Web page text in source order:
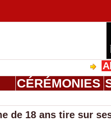
Ahmed
CÉRÉMONIES
de 18 ans tire sur